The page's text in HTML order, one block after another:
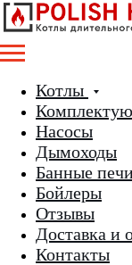
Котлы
Насосы
Дымоходы
Банные
Бойлеры
Отзывы
Доставка и
Контакты